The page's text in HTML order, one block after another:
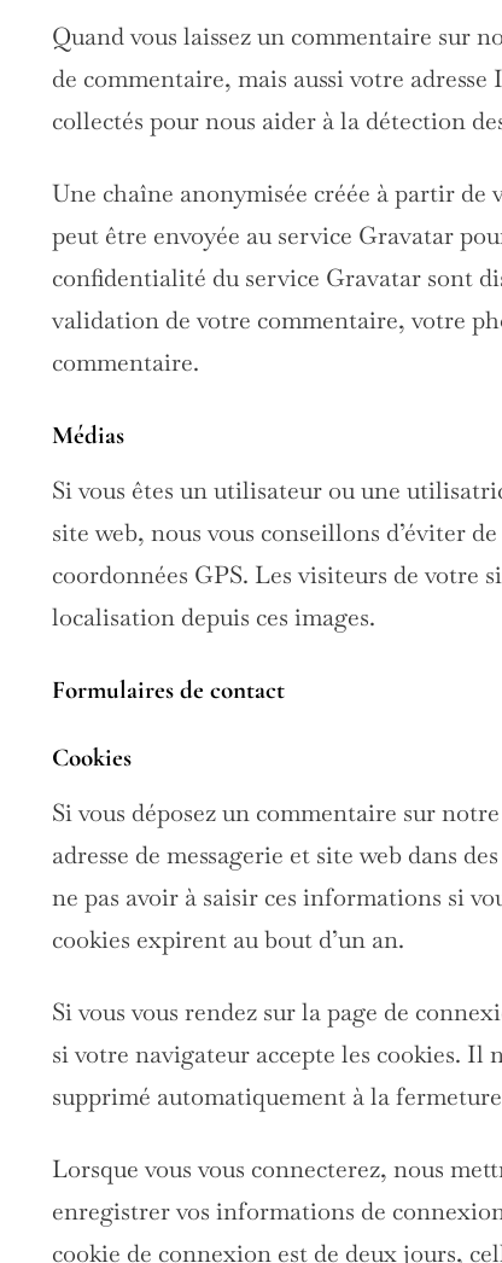
Quand vous laissez un commentaire sur
de commentaire, mais aussi votre
collectés pour nous aider à la détection
Une chaîne anonymisée créée à partir de
peut être envoyée au service Gravatar
confidentialité du service Gravatar sont
validation de votre commentaire, votre
commentaire.
Médias
Si vous êtes un utilisateur ou une
site web, nous vous conseillons d’éviter
coordonnées GPS. Les visiteurs de votre
localisation depuis ces images.
Formulaires de contact
Cookies
Si vous déposez un commentaire sur
adresse de messagerie et site web dans
ne pas avoir à saisir ces informations si
cookies expirent au bout d’un an.
Si vous vous rendez sur la page de
si votre navigateur accepte les cookies. Il
supprimé automatiquement à la
Lorsque vous vous connecterez, nous
enregistrer vos informations de
cookie de connexion est de deux jours,